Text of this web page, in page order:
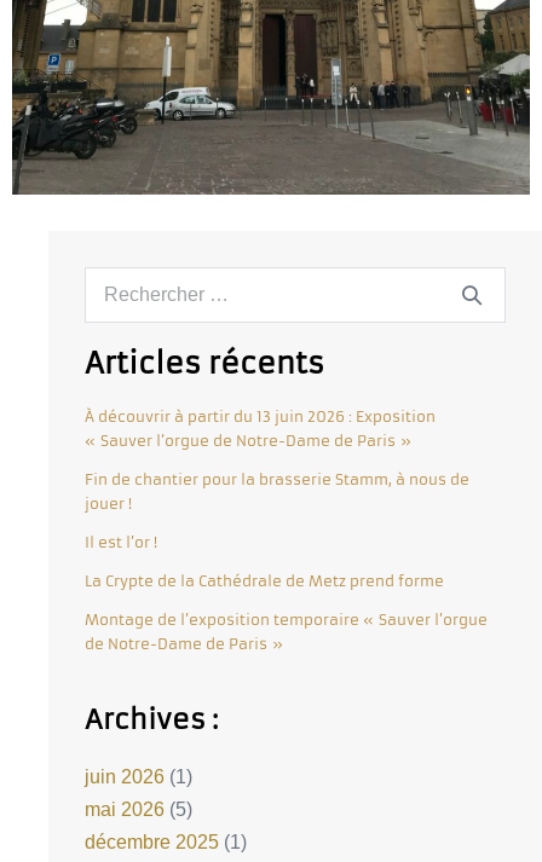
Articles récents
À découvrir à partir du 13 juin 2026 : Exposition
« Sauver l’orgue de Notre-Dame de Paris »
Fin de chantier pour la brasserie Stamm, à nous de
jouer !
Il est l’or !
La Crypte de la Cathédrale de Metz prend forme
Montage de l’exposition temporaire « Sauver l’orgue
de Notre-Dame de Paris »
Archives :
juin 2026 (1)
mai 2026 (5)
décembre 2025 (1)